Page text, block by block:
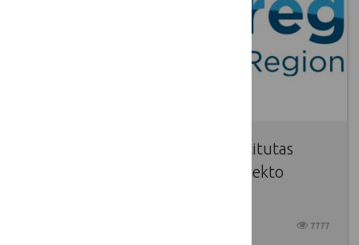
Lenkijos Darnaus vystymosi institutas
ieško „Interreg“ programos projekto
7777